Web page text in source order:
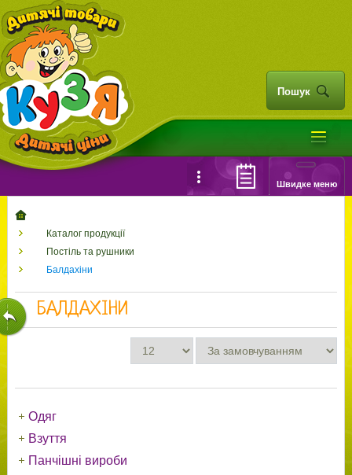
Пошук
Швидке меню
Каталог продукції
Постіль та рушники
Балдахіни
БАЛДАХІНИ
Одяг
Взуття
Панчішні вироби